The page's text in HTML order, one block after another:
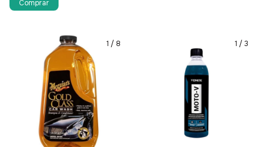
1 / 8 1 / 3
×
Jugá y ganá
Prueba tu suerte y consigue descuentos increíbles